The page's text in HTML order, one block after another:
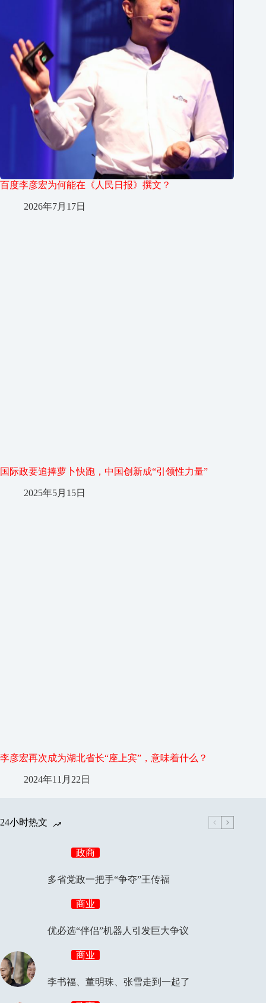
百度李彦宏为何能在《人民日报》撰文？
2026年7月17日
国际政要追捧萝卜快跑，中国创新成“引领性力量”
2025年5月15日
李彦宏再次成为湖北省长“座上宾”，意味着什么？
2024年11月22日
24小时热文
政商
多省党政一把手“争夺”王传福
商业
优必选“伴侣”机器人引发巨大争议
商业
李书福、董明珠、张雪走到一起了